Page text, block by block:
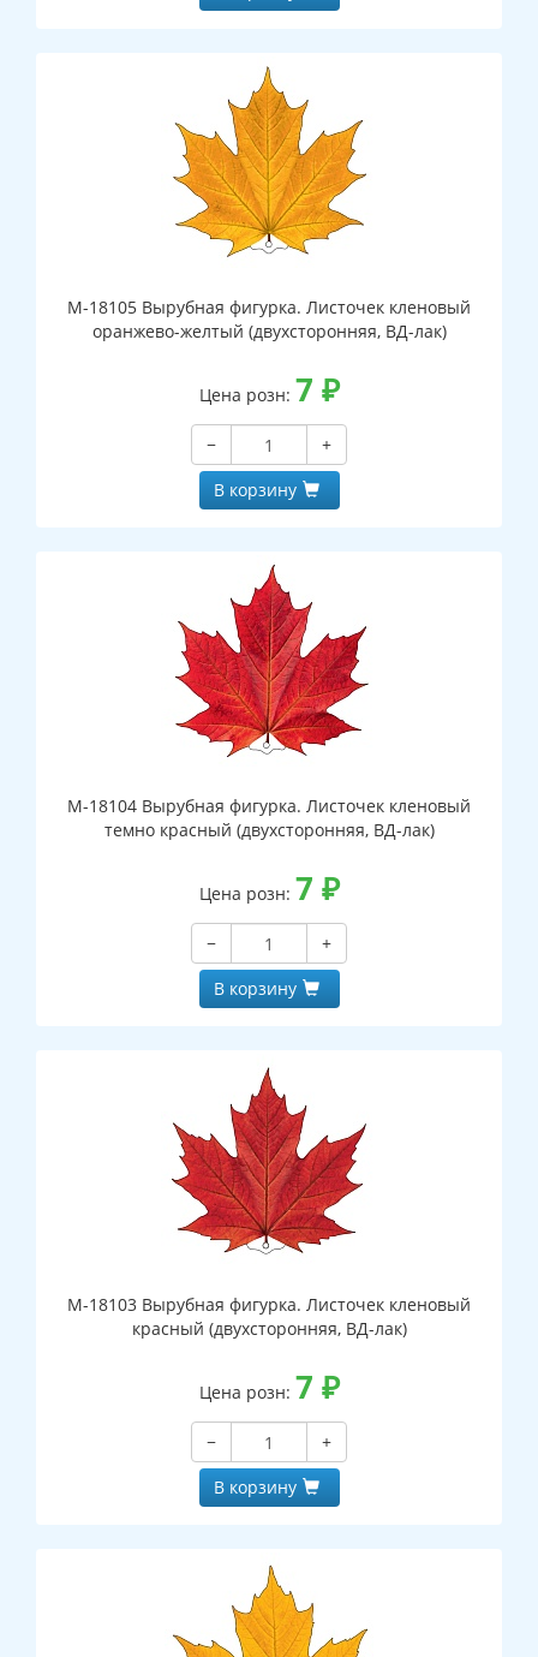
М-18105 Вырубная фигурка. Листочек кленовый
оранжево-желтый (двухсторонняя, ВД-лак)
Цена розн: 7 ₽
−
+
В корзину
М-18104 Вырубная фигурка. Листочек кленовый
темно красный (двухсторонняя, ВД-лак)
Цена розн: 7 ₽
−
+
В корзину
М-18103 Вырубная фигурка. Листочек кленовый
красный (двухсторонняя, ВД-лак)
Цена розн: 7 ₽
−
+
В корзину